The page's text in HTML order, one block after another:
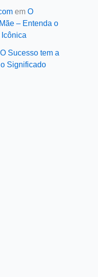
em O
– Entenda o
O Sucesso tem a
Significado